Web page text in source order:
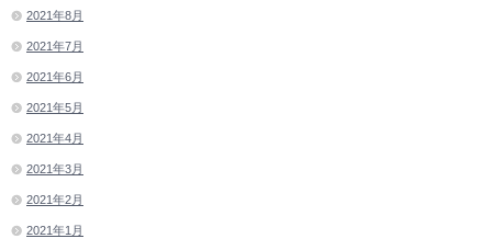
2021年8月
2021年7月
2021年6月
2021年5月
2021年4月
2021年3月
2021年2月
2021年1月